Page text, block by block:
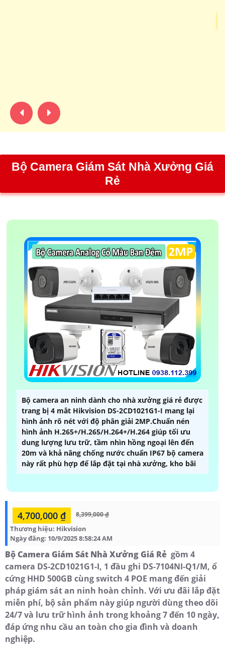
Bộ Camera Giám Sát Nhà Xưởng Giá
Rẻ
Bộ camera an ninh dành cho nhà xưởng giá rẻ được
trang bị 4 mắt Hikvision DS-2CD1021G1-I mang lại
hình ảnh rõ nét với độ phân giải 2MP.Chuẩn nén
hình ảnh H.265+/H.265/H.264+/H.264 giúp tối ưu
dung lượng lưu trữ, tầm nhìn hồng ngoại lên đến
20m và khả năng chống nước chuẩn IP67 bộ camera
này rất phù hợp để lắp đặt tại nhà xưởng, kho bãi
4,700,000 ₫ 8,399,000 ₫
Thương hiệu: Hikvision
Ngày đăng: 10/9/2025 8:58:24 AM
Bộ Camera Giám Sát Nhà Xưởng Giá Rẻ gồm 4
camera DS-2CD1021G1-I, 1 đầu ghi DS-7104NI-Q1/M, ổ
cứng HHD 500GB cùng switch 4 POE mang đến giải
pháp giám sát an ninh hoàn chỉnh. Với ưu đãi lắp đặt
miễn phí, bộ sản phẩm này giúp người dùng theo dõi
24/7 và lưu trữ hình ảnh trong khoảng 7 đến 10 ngày,
đáp ứng nhu cầu an toàn cho gia đình và doanh
nghiệp.